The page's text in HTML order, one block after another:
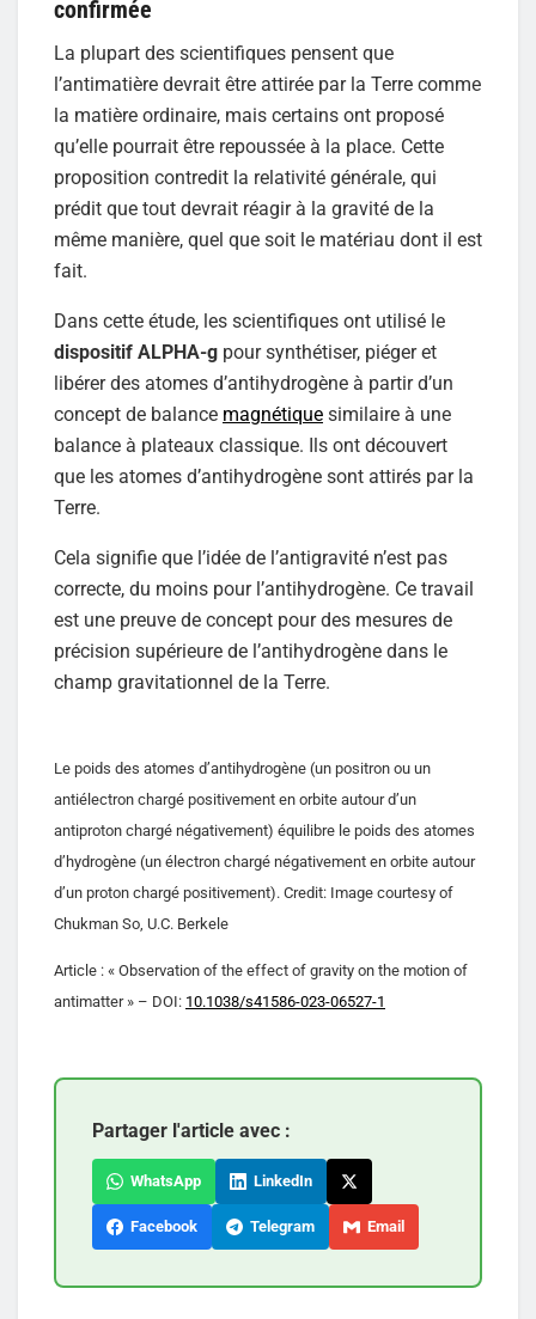
confirmée
La plupart des scientifiques pensent que
l’antimatière devrait être attirée par la Terre comme
la matière ordinaire, mais certains ont proposé
qu’elle pourrait être repoussée à la place. Cette
proposition contredit la relativité générale, qui
prédit que tout devrait réagir à la gravité de la
même manière, quel que soit le matériau dont il est
fait.
Dans cette étude, les scientifiques ont utilisé le
dispositif ALPHA-g pour synthétiser, piéger et
libérer des atomes d’antihydrogène à partir d’un
concept de balance magnétique similaire à une
balance à plateaux classique. Ils ont découvert
que les atomes d’antihydrogène sont attirés par la
Terre.
Cela signifie que l’idée de l’antigravité n’est pas
correcte, du moins pour l’antihydrogène. Ce travail
est une preuve de concept pour des mesures de
précision supérieure de l’antihydrogène dans le
champ gravitationnel de la Terre.
Le poids des atomes d’antihydrogène (un positron ou un
antiélectron chargé positivement en orbite autour d’un
antiproton chargé négativement) équilibre le poids des atomes
d’hydrogène (un électron chargé négativement en orbite autour
d’un proton chargé positivement). Credit: Image courtesy of
Chukman So, U.C. Berkele
Article : « Observation of the effect of gravity on the motion of
antimatter » – DOI: 10.1038/s41586-023-06527-1
Partager l'article avec :
WhatsApp LinkedIn
Facebook Telegram Email